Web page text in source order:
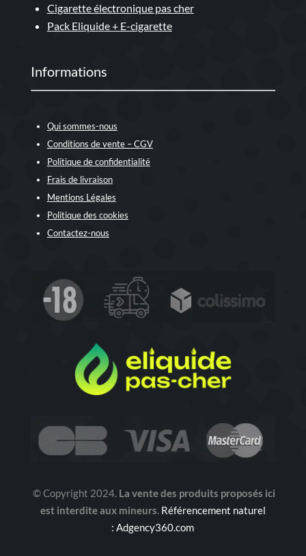
Cigarette électronique pas cher
Pack Eliquide + E-cigarette
Informations
Qui sommes-nous
Conditions de vente – CGV
Politique de confidentialité
Frais de livraison
Mentions Légales
Politique des cookies
Contactez-nous
© Copyright 2024. La vente des produits proposés ici
est interdite aux mineurs. Référencement naturel
: Adgency360.com